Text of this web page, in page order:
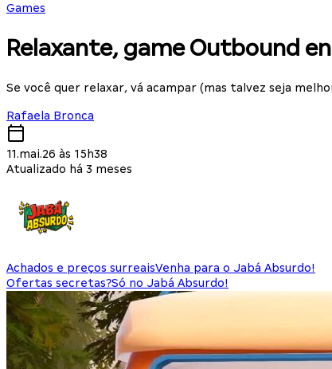
Games
Relaxante, game Outbound
Se você quer relaxar, vá acampar (mas talvez seja
Rafaela Bronca
11.mai.26 às 15h38
Atualizado há 3 meses
Achados e preços surreaisVenha para o Jabá Absurdo!
Ofertas secretas?Só no Jabá Absurdo!